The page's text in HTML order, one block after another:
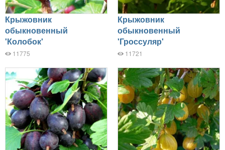
Крыжовник
обыкновенный
'Колобок'
11775
Крыжовник
обыкновенный
'Гроссуляр'
11721